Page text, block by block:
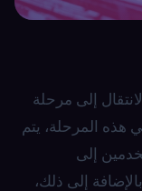
إلى مرحلة
هذه المرحلة، يتم
إلى
إلى ذلك،